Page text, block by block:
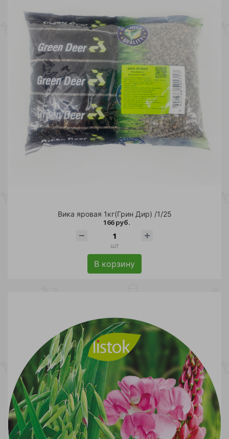
Вика яровая 1кг(Грин Дир) /1/25
166 руб.
шт
В корзину